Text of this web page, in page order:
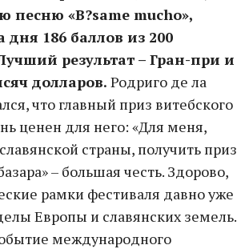
песню «B?same mucho»,
дня 186 баллов из 200
результат – Гран-при и
долларов. Родриго де ла
что главный приз витебского
ценен для него: «Для меня,
страны, получить приз
– большая честь. Здорово,
рамки фестиваля давно уже
Европы и славянских земель.
международного